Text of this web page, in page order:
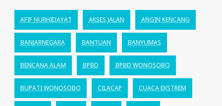
AFIF NURHIDAYAT AKSES JALAN ANGIN KENCANG
BANJARNEGARA BANTUAN BANYUMAS
BENCANA ALAM BPBD BPBD WONOSOBO
BUPATI WONOSOBO CILACAP CUACA EKSTREM